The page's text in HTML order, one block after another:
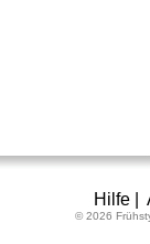
Hilfe|
© 2026